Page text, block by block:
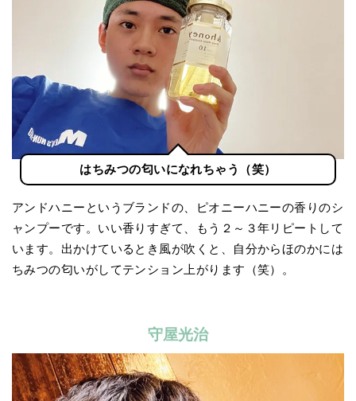
はちみつの匂いになれちゃう（笑）
アンドハニーというブランドの、ピオニーハニーの香りのシ
ャンプーです。いい香りすぎて、もう２～３年リピートして
います。出かけているとき風が吹くと、自分からほのかには
ちみつの匂いがしてテンション上がります（笑）。
守屋光治